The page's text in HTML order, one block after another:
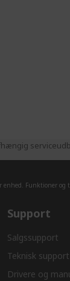
Funktioner og
Support
Salgssupport
Teknisk support
Drivere og